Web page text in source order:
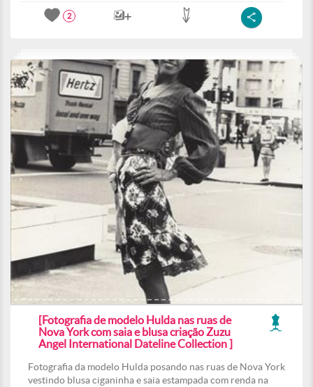
2
[Fotografia de modelo Hulda nas ruas de
Nova York com saia e blusa criação Zuzu
Angel International Dateline Collection ]
Fotografia da modelo Hulda posando nas ruas de Nova York
vestindo blusa ciganinha e saia estampada com renda na